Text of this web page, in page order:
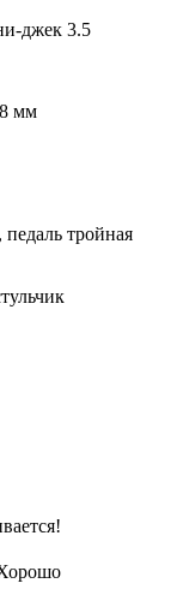
джек 3.5
мм
тройная